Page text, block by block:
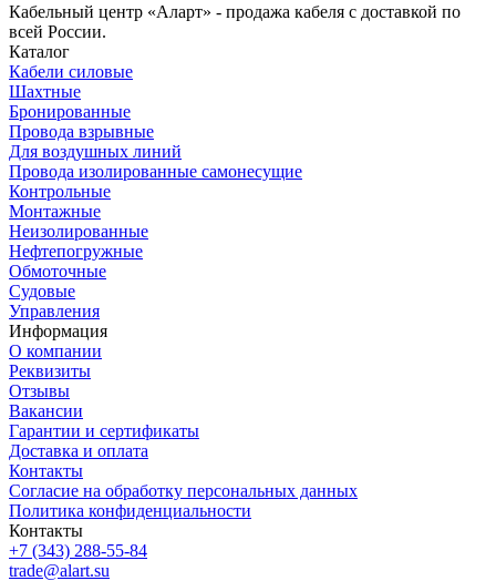
Кабельный центр «Аларт» - продажа кабеля с доставкой по
всей России.
Каталог
Кабели силовые
Шахтные
Бронированные
Провода взрывные
Для воздушных линий
Провода изолированные самонесущие
Контрольные
Монтажные
Неизолированные
Нефтепогружные
Обмоточные
Судовые
Управления
Информация
О компании
Реквизиты
Отзывы
Вакансии
Гарантии и сертификаты
Доставка и оплата
Контакты
Согласие на обработку персональных данных
Политика конфиденциальности
Контакты
+7 (343) 288-55-84
trade@alart.su